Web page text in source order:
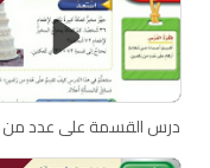
درس القسمة على عدد